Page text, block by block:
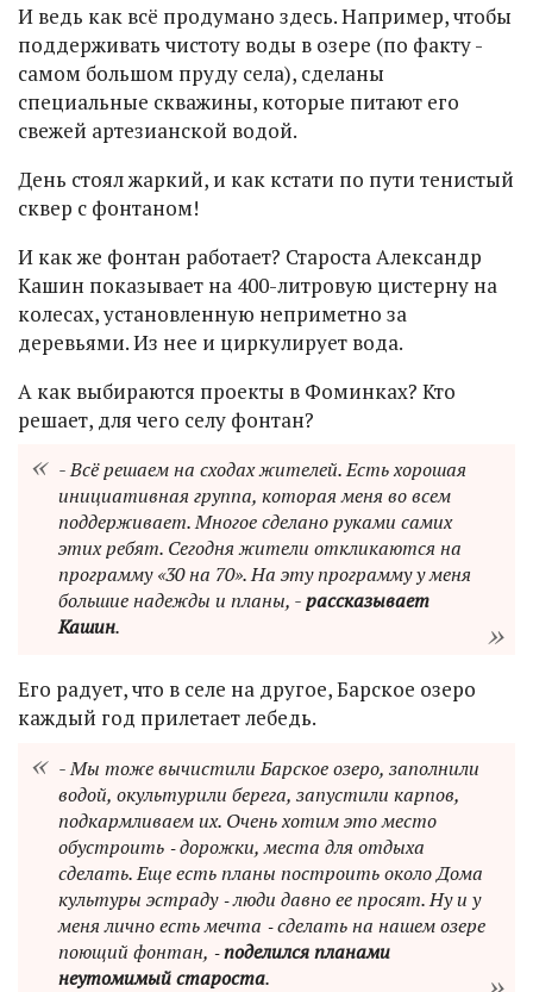
И ведь как всё продумано здесь. Например, чтобы
поддерживать чистоту воды в озере (по факту -
самом большом пруду села), сделаны
специальные скважины, которые питают его
свежей артезианской водой.
День стоял жаркий, и как кстати по пути тенистый
сквер с фонтаном!
И как же фонтан работает? Староста Александр
Кашин показывает на 400-литровую цистерну на
колесах, установленную неприметно за
деревьями. Из нее и циркулирует вода.
А как выбираются проекты в Фоминках? Кто
решает, для чего селу фонтан?
- Всё решаем на сходах жителей. Есть хорошая
инициативная группа, которая меня во всем
поддерживает. Многое сделано руками самих
этих ребят. Сегодня жители откликаются на
программу «30 на 70». На эту программу у меня
большие надежды и планы, -рассказывает
Кашин.
Его радует, что в селе на другое, Барское озеро
каждый год прилетает лебедь.
- Мы тоже вычистили Барское озеро, заполнили
водой, окультурили берега, запустили карпов,
подкармливаем их. Очень хотим это место
обустроить ‑ дорожки, места для отдыха
сделать. Еще есть планы построить около Дома
культуры эстраду ‑ люди давно ее просят. Ну и у
меня лично есть мечта ‑ сделать на нашем озере
поющий фонтан, ‑поделился планами
неутомимый староста.